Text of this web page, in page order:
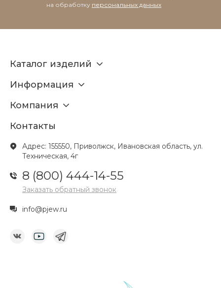
на обработку персональных данных
Каталог изделий
Информация
Компания
Контакты
Адрес: 155550, Приволжск, Ивановская область, ул.
Техническая, 4г
8 (800) 444-14-55
Заказать обратный звонок
info@pjew.ru